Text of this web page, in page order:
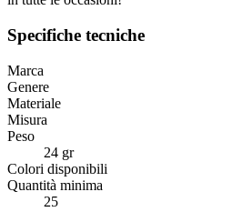
Specifiche tecniche
Marca
Genere
Materiale
Misura
Peso
24 gr
Colori disponibili
Quantità minima
25